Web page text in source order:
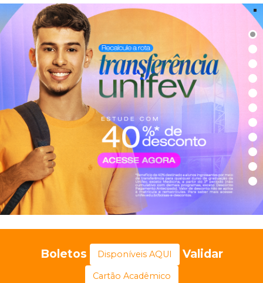
Boletos Disponíveis AQUI Validar
Cartão Acadêmico